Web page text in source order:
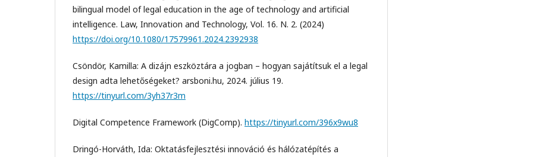
bilingual model of legal education in the age of technology and artificial
intelligence. Law, Innovation and Technology, Vol. 16. N. 2. (2024)
https://doi.org/10.1080/17579961.2024.2392938
Csöndör, Kamilla: A dizájn eszköztára a jogban – hogyan sajátítsuk el a legal
design adta lehetőségeket? arsboni.hu, 2024. július 19.
https://tinyurl.com/3yh37r3m
Digital Competence Framework (DigComp). https://tinyurl.com/396x9wu8
Dringó-Horváth, Ida: Oktatásfejlesztési innováció és hálózatépítés a